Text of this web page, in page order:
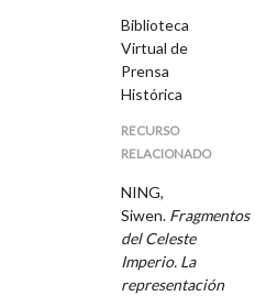
Biblioteca
Virtual de
Prensa
Histórica
RECURSO
RELACIONADO
NING,
Siwen. Fragmentos
del Celeste
Imperio. La
representación